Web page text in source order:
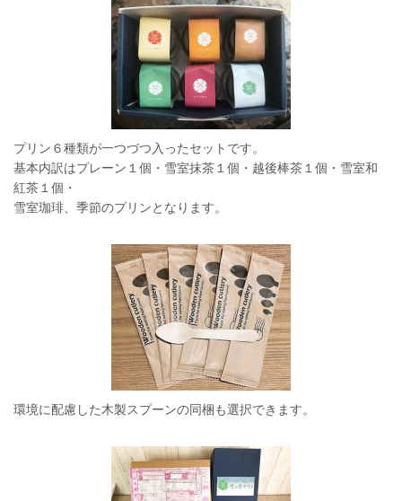
プリン６種類が一つづつ入ったセットです。
基本内訳はプレーン１個・雪室抹茶１個・越後棒茶１個・雪室和
紅茶１個・
雪室珈琲、季節のプリンとなります。
環境に配慮した木製スプーンの同梱も選択できます。